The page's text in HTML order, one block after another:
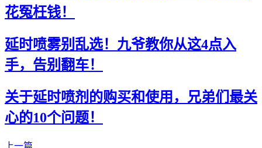
花冤枉钱！
延时喷雾别乱选！九爷教你从这4点入
手，告别翻车！
关于延时喷剂的购买和使用，兄弟们最关
心的10个问题！
上一篇